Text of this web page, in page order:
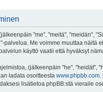
"me", "meitä", "meidän",
palvelua. Me voimme muuttaa
käyttö vaatii että hyväksyt
(jälkeenpäin "he", "heidät",
ladata osoitteesta www.phpbb.com.
lisätietoa phpBB:stä vieraile